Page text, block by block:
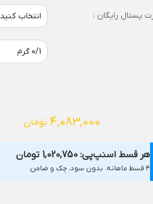
پستال رایگان : انتخاب کنید
4,083,000 تومان
هر قسط اسنپ‌پی: 1,020,750 تومان
۴ قسط ماهانه. بدون سود، چک و ضامن.